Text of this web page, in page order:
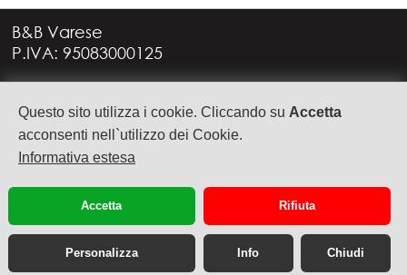
Questo sito utilizza i cookie. Cliccando su Accetta
acconsenti nell`utilizzo dei Cookie.
Informativa estesa
Accetta Rifiuta
Personalizza Info Chiudi
B&B Varese
P.IVA: 95083000125
21949 CASTRONNO (VA)
+39 335 6088957
info@bbvarese.it
cookie